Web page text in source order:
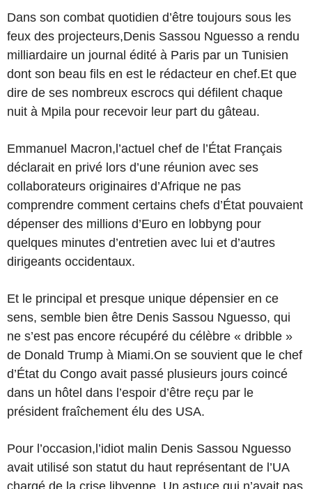
Dans son combat quotidien d’être toujours sous les
feux des projecteurs,Denis Sassou Nguesso a rendu
milliardaire un journal édité à Paris par un Tunisien
dont son beau fils en est le rédacteur en chef.Et que
dire de ses nombreux escrocs qui défilent chaque
nuit à Mpila pour recevoir leur part du gâteau.
Emmanuel Macron,l’actuel chef de l’État Français
déclarait en privé lors d’une réunion avec ses
collaborateurs originaires d’Afrique ne pas
comprendre comment certains chefs d’État pouvaient
dépenser des millions d’Euro en lobbyng pour
quelques minutes d’entretien avec lui et d’autres
dirigeants occidentaux.
Et le principal et presque unique dépensier en ce
sens, semble bien être Denis Sassou Nguesso, qui
ne s’est pas encore récupéré du célèbre « dribble »
de Donald Trump à Miami.On se souvient que le chef
d’État du Congo avait passé plusieurs jours coincé
dans un hôtel dans l’espoir d’être reçu par le
président fraîchement élu des USA.
Pour l’occasion,l’idiot malin Denis Sassou Nguesso
avait utilisé son statut du haut représentant de l’UA